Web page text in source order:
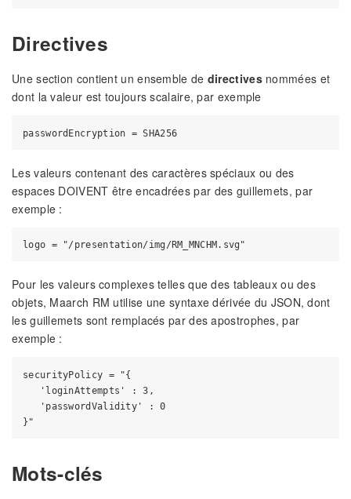
Directives
Une section contient un ensemble de directivesnommées et
dont la valeur est toujours scalaire, par exemple
Les valeurs contenant des caractères spéciaux ou des
espaces DOIVENT être encadrées par des guillemets, par
exemple :
Pour les valeurs complexes telles que des tableaux ou des
objets, Maarch RM utilise une syntaxe dérivée du JSON, dont
les guillemets sont remplacés par des apostrophes, par
exemple :
securityPolicy = "{
   'loginAttempts' : 3,
   'passwordValidity' : 0
Mots-clés